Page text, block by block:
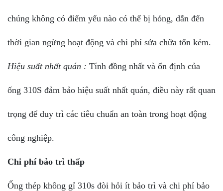
chúng không có điểm yếu nào có thể bị hỏng, dẫn đến
thời gian ngừng hoạt động và chi phí sửa chữa tốn kém.
Hiệu suất nhất quán : Tính đồng nhất và ổn định của
ống 310S đảm bảo hiệu suất nhất quán, điều này rất quan
trọng để duy trì các tiêu chuẩn an toàn trong hoạt động
công nghiệp.
Chi phí bảo trì thấp
Ống thép không gỉ 310s đòi hỏi ít bảo trì và chi phí bảo